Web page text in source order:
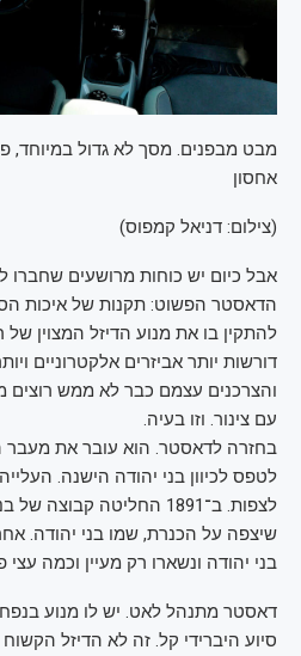
מבט מבפנים. מסך לא גדול במיוחד,
אחסון
(צילום: דניאל קמפוס)
אבל כיום יש כוחות מרושעים שחברו
הדאסטר הפשוט: תקנות של איכות
להתקין בו את מנוע הדיזל המצוין של
דורשות יותר אביזרים אלקטרוניים
והצרכנים עצמם כבר לא ממש רוצים
עם צינור. וזו בעיה.
בחזרה לדאסטר. הוא עובר את מעבר
לטפס לכיוון בני יהודה הישנה.
לצפות. ב־1891 החליטה
שיצפה על הכנרת, שמו בני יהודה.
בני יהודה ונשארו רק מעיין וכמה עצי
סיוע היברידי קל. זה לא הדיזל